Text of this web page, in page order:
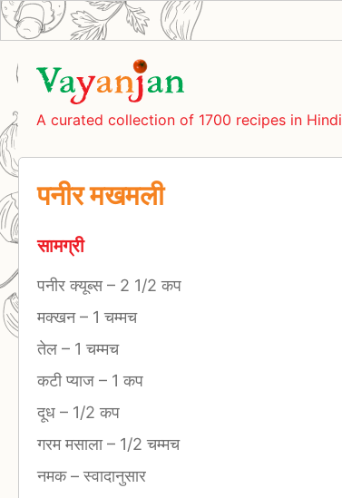
A curated collection of 1700 recipes in Hindi
पनीर मखमली
सामग्री
पनीर क्यूब्स– 2 1/2 कप
मक्खन– 1 चम्मच
तेल – 1 चम्मच
कटी प्याज – 1 कप
दूध – 1/2 कप
गरम मसाला– 1/2 चम्मच
नमक–स्वादानुसार